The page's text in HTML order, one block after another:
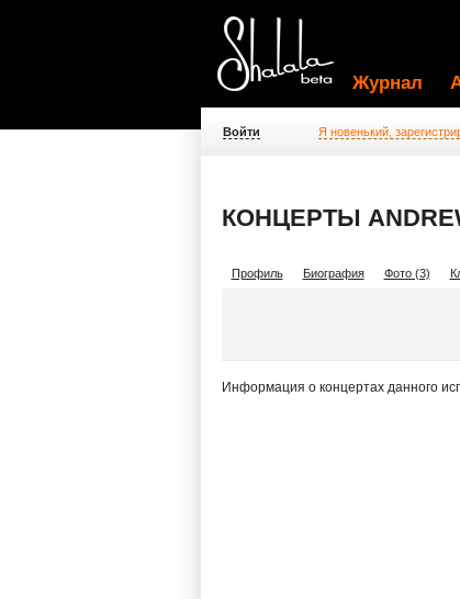
Журнал
Войти Я новенький,
КОНЦЕРТЫ
Профиль Биография Фото (3)
Информация о концертах данного